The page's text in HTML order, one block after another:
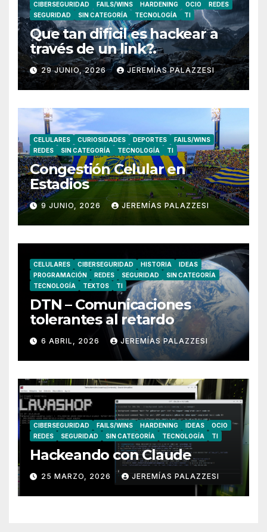
CIBERSEGURIDAD FAILS/WINS HARDENING OCIO
REDES
SEGURIDAD
SIN CATEGORÍA TECNOLOGÍA TI
Que tan dificil es hackear a
través de un link?.
29 JUNIO, 2026 JEREMÍAS PALAZZESI
CELULARES CURIOSIDADES DEPORTES
FAILS/WINS
REDES
SIN CATEGORÍA TECNOLOGÍA TI
Congestión Celular en
Estadios
9 JUNIO, 2026 JEREMÍAS PALAZZESI
CELULARES CIBERSEGURIDAD HISTORIA
IDEAS
PROGRAMACIÓN
REDES SEGURIDAD
SIN CATEGORÍA
TECNOLOGÍA
TEXTOS TI
DTN – Comunicaciones
tolerantes al retardo
6 ABRIL, 2026 JEREMÍAS PALAZZESI
CIBERSEGURIDAD FAILS/WINS HARDENING IDEAS
OCIO
REDES
SEGURIDAD SIN CATEGORÍA TECNOLOGÍA TI
Hackeando con Claude
25 MARZO, 2026 JEREMÍAS PALAZZESI